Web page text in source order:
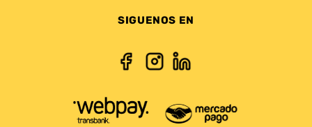
SIGUENOS EN